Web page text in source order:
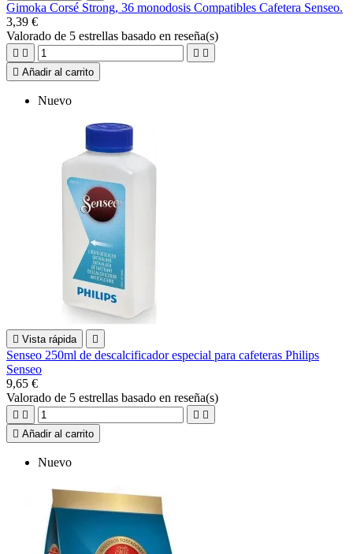
Gimoka Corsé Strong, 36 monodosis Compatibles Cafetera Senseo.
3,39 €
Valorado de 5 estrellas basado en reseña(s)
   
 Añadir al carrito
Nuevo
 Vista rápida 
Senseo 250ml de descalcificador especial para cafeteras Philips
Senseo
9,65 €
Valorado de 5 estrellas basado en reseña(s)
   
 Añadir al carrito
Nuevo